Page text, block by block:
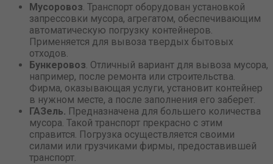
Мусоровоз. Транспорт оборудован установкой
запрессовки мусора, агрегатом, обеспечивающим
автоматическую погрузку контейнеров.
Применяется для вывоза твердых бытовых
отходов.
Бункеровоз. Отличный вариант для вывоза мусора,
например, после ремонта или строительства.
Фирма, оказывающая услуги, установит контейнер
в нужном месте, а после заполнения его заберет.
ГАЗель. Предназначена для большего количества
мусора. Такой транспорт прекрасно с этим
справится. Погрузка осуществляется своими
силами или грузчиками фирмы, предоставившей
транспорт.